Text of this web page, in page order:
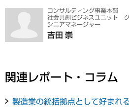
コンサルティング事業本部
社会共創ビジネスユニット
シニアマネージャー
吉田 崇
関連レポート・コラム
製造業の統括拠点として好まれ